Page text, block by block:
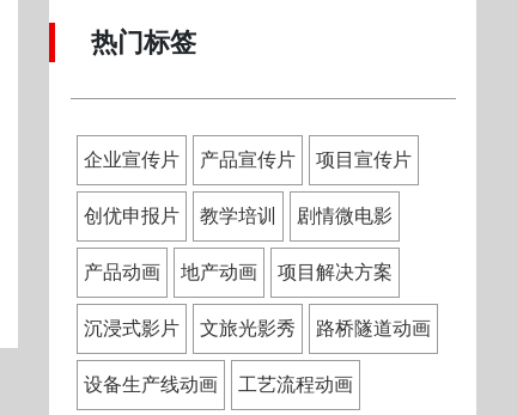
热门标签
企业宣传片 产品宣传片 项目宣传片
创优申报片 教学培训 剧情微电影
产品动画 地产动画 项目解决方案
沉浸式影片 文旅光影秀 路桥隧道动画
设备生产线动画 工艺流程动画